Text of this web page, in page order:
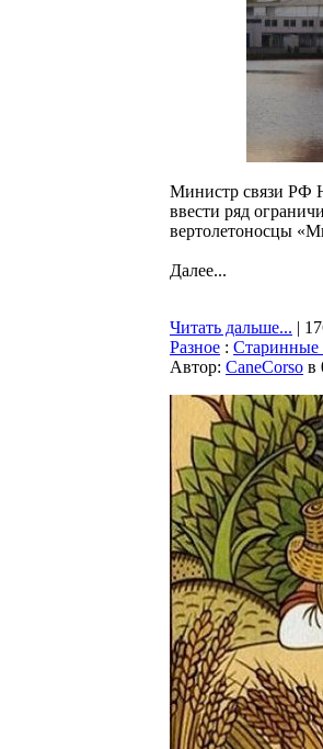
Министр связи РФ
ввести ряд
вертолетоносцы
Далее...
Читать дальше... |
Разное : Старинные
Автор: CaneCorso в